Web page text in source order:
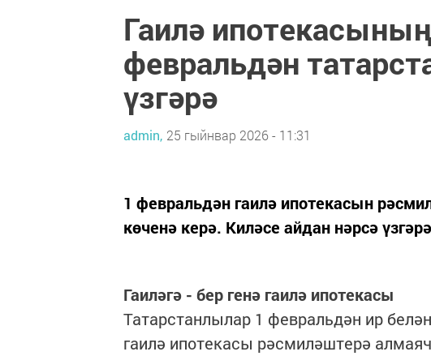
Гаилә
февральдән
үзгәрә
admin, 25 гыйнвар 2026 - 11:31
1 февральдән гаилә ипотекасын
көченә керә. Киләсе айдан нәрсә
Гаиләгә - бер генә гаилә ипотекасы
Татарстанлылар 1 февральдән ир
гаилә ипотекасы рәсмиләштерә